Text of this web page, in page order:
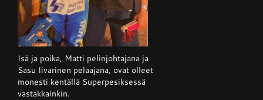
Isä ja poika, Matti pelinjohtajana ja
Sasu Iivarinen pelaajana, ovat olleet
monesti kentällä Superpesiksessä
vastakkainkin.